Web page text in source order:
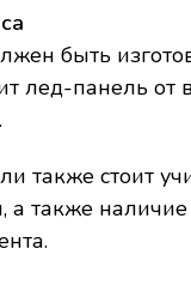
быть
лед-панель
также стоит
а также